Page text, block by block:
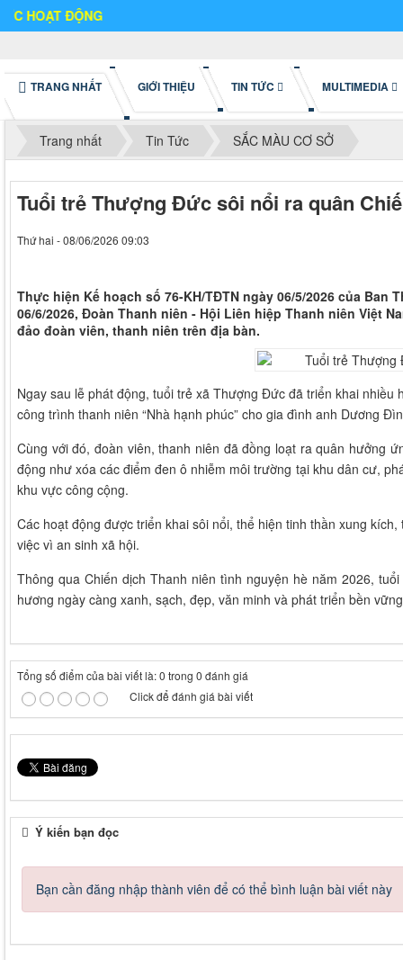
TRANG NHẤT GIỚI THIỆU TIN TỨC MULTIMEDIA
Trang nhất Tin Tức SẮC MÀU CƠ SỞ
Tuổi trẻ Thượng Đức sôi nổi ra quân
Thứ hai - 08/06/2026 09:03
Thực hiện Kế hoạch số 76-KH/TĐTN ngày 06/5/2026 của
06/6/2026, Đoàn Thanh niên - Hội Liên hiệp Thanh niên Việt
đảo đoàn viên, thanh niên trên địa bàn.
Ngay sau lễ phát động, tuổi trẻ xã Thượng Đức đã triển khai
công trình thanh niên “Nhà hạnh phúc” cho gia đình anh Dương
Cùng với đó, đoàn viên, thanh niên đã đồng loạt ra quân hưởng
động như xóa các điểm đen ô nhiễm môi trường tại khu dân cư,
khu vực công cộng.
Các hoạt động được triển khai sôi nổi, thể hiện tinh thần xung
việc vì an sinh xã hội.
Thông qua Chiến dịch Thanh niên tình nguyện hè năm 2026,
hương ngày càng xanh, sạch, đẹp, văn minh và phát triển bền
Tổng số điểm của bài viết là: 0 trong 0 đánh giá
Click để đánh giá bài viết
Ý kiến bạn đọc
Bạn cần đăng nhập thành viên để có thể bình luận bài viết này